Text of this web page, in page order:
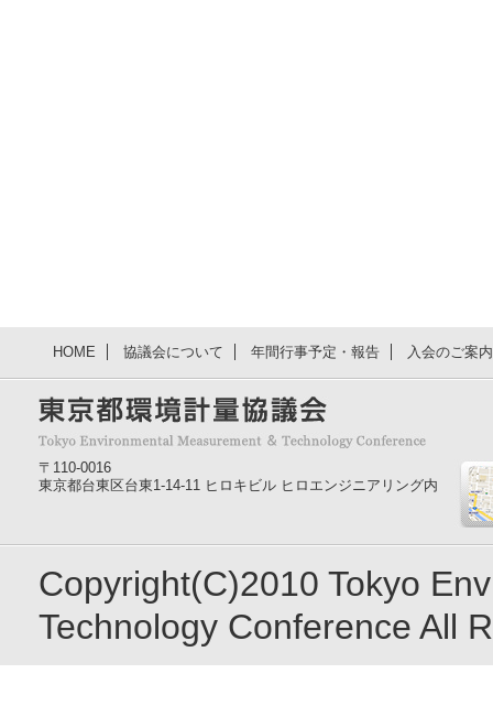
HOME 協議会について 年間行事予定・報告 入会のご案
〒110-0016
東京都台東区台東1-14-11 ヒロキビル ヒロエンジニアリング内
Copyright(C)2010 Tokyo
Technology Conference All